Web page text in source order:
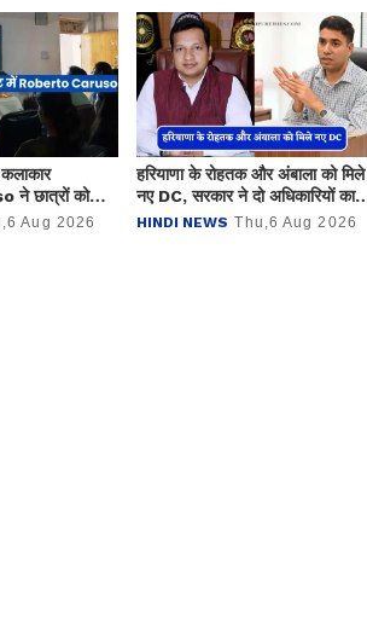
छात्रों को
Aug 2026
हरियाणा के रोहतक और अंबाला को मिले
नए DC, सरकार ने दो अधिकारियों का
किया तबादला
HINDI NEWS Thu,6 Aug 2026